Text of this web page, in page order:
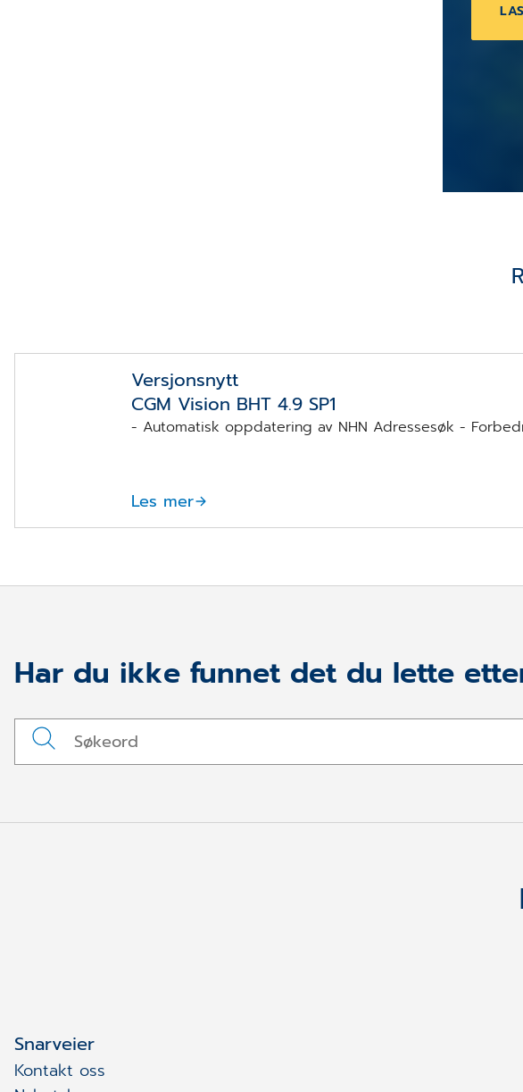
Versjonsnytt
CGM Vision BHT 4.9 SP1
- Automatisk oppdatering av NHN Adressesøk -
Les mer
Har du ikke funnet det du lette
Snarveier
Kontakt oss